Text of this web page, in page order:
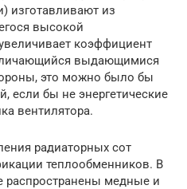
изготавливают из
высокой
коэффициент
выдающимися
это можно было бы
если бы не энергетические
вентилятора.
радиаторных сот
теплообменников. В
распространены медные и